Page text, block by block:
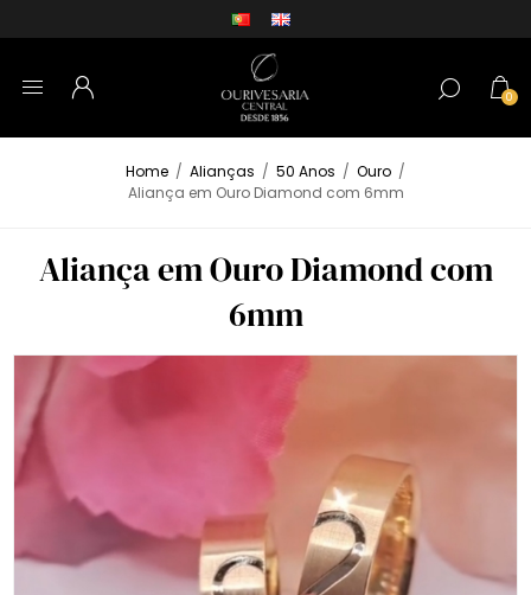
0
Home / Alianças / 50 Anos / Ouro /
Aliança em Ouro Diamond com 6mm
Aliança em Ouro Diamond com
6mm